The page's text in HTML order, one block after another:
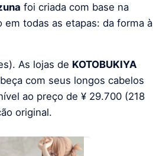
foi criada com base na
todas as etapas: da forma à
As lojas de KOTOBUKIYA
com seus longos cabelos
ao preço de ¥ 29.700 (218
original.